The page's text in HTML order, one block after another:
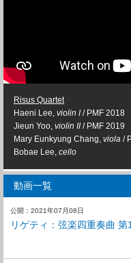
Risus Quartet
Haeni Lee, violin I / PMF 2018
Jieun Yoo, violin II / PMF 2019
Mary Eunkyung Chang, viola /
Bobae Lee, cello
動画一覧
公開：2021年07月08日
リゲティ：弦楽四重奏曲 第